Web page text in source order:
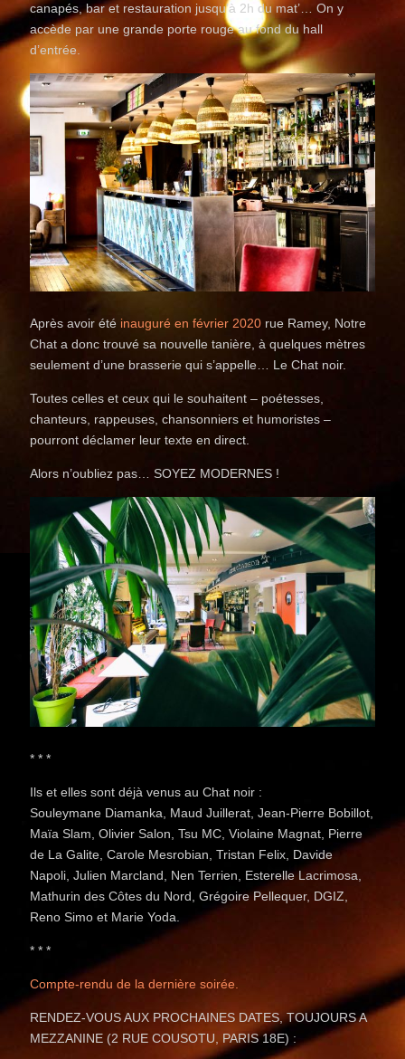
canapés, bar et restauration jusqu’à 2h du mat’… On y
accède par une grande porte rouge au fond du hall
d’entrée.
Après avoir été inauguré en février 2020 rue Ramey, Notre
Chat a donc trouvé sa nouvelle tanière, à quelques mètres
seulement d’une brasserie qui s’appelle… Le Chat noir.
Toutes celles et ceux qui le souhaitent – poétesses,
chanteurs, rappeuses, chansonniers et humoristes –
pourront déclamer leur texte en direct.
Alors n’oubliez pas… SOYEZ MODERNES !
* * *
Ils et elles sont déjà venus au Chat noir :
Souleymane Diamanka, Maud Juillerat, Jean-Pierre Bobillot,
Maïa Slam, Olivier Salon, Tsu MC, Violaine Magnat, Pierre
de La Galite, Carole Mesrobian, Tristan Felix, Davide
Napoli, Julien Marcland, Nen Terrien, Esterelle Lacrimosa,
Mathurin des Côtes du Nord, Grégoire Pellequer, DGIZ,
Reno Simo et Marie Yoda.
* * *
Compte-rendu de la dernière soirée.
RENDEZ-VOUS AUX PROCHAINES DATES, TOUJOURS A
MEZZANINE (2 RUE COUSOTU, PARIS 18E) :